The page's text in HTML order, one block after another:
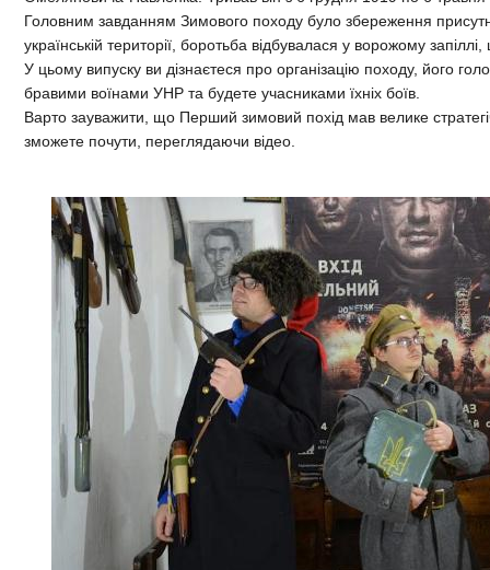
Головним завданням Зимового походу було збереження
українській території, боротьба відбувалася у ворожому
У цьому випуску ви дізнаєтеся про організацію походу, його
бравими воїнами УНР та будете учасниками їхніх боїв.
Варто зауважити, що Перший зимовий похід мав велике
зможете почути, переглядаючи відео.